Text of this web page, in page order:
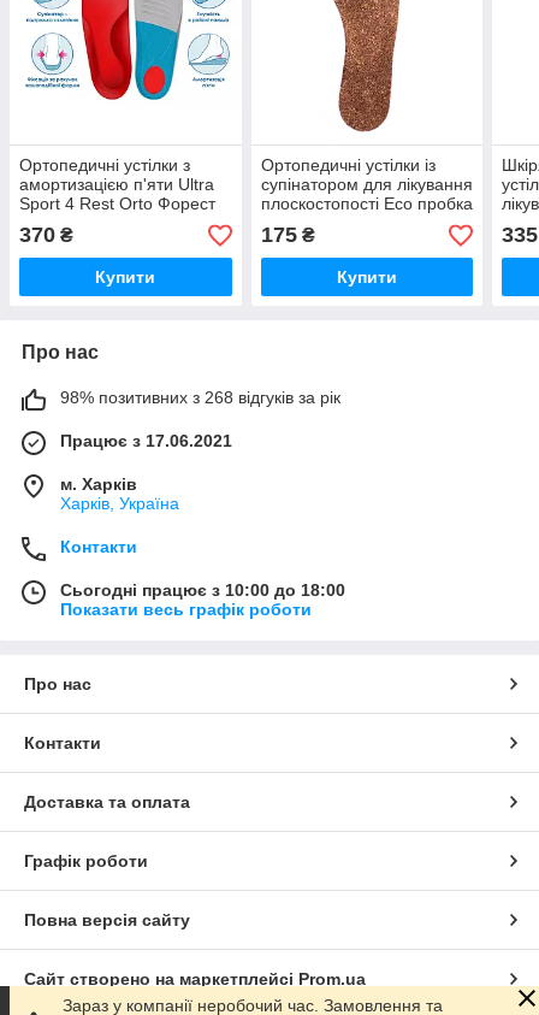
Ортопедичні устілки з
амортизацією п'яти Ultra
Sport 4 Rest Orto Форест
370 ₴
Купити
Ортопедичні устілки із
супінатором для лікування
плоскостопості Eco пробка
Форест Орто 20-903
175₴
Купити
335
Про нас
98% позитивних з 268 відгуків за рік
Працює з 17.06.2021
м. Харків
Харків, Україна
Контакти
Сьогодні працює з 10:00 до 18:00
Показати весь графік роботи
Про нас
Контакти
Доставка та оплата
Графік роботи
Повна версія сайту
Сайт створено на маркетплейсі Prom.ua
Зараз у компанії неробочий час. Замовлення та